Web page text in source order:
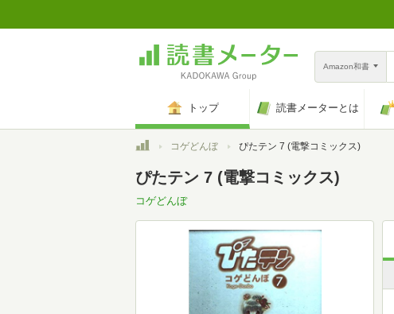
Amazon和書
トップ 読書メーターとは
トップコゲどんぼ ぴたテン 7 (電撃コミックス)
ぴたテン 7 (電撃コミックス)
コゲどんぼ